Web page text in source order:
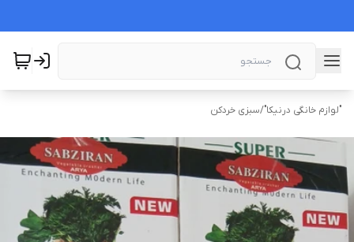
"لوازم خانگی درنیکا"/سبزی خردکن